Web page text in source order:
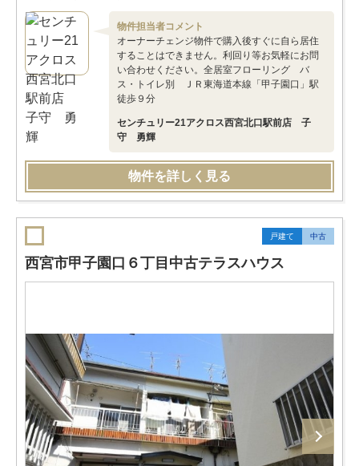
物件担当者コメント
オーナーチェンジ物件で購入後すぐに自ら居住
することはできません。利回り等お気軽にお問
い合わせください。全居室フローリング バ
ス・トイレ別 ＪＲ東海道本線「甲子園口」駅
徒歩９分
センチュリー21アクロス西宮北口駅前店 子
守 勇輝
物件を詳しく見る
戸建て 中古
西宮市甲子園口６丁目中古テラスハウス